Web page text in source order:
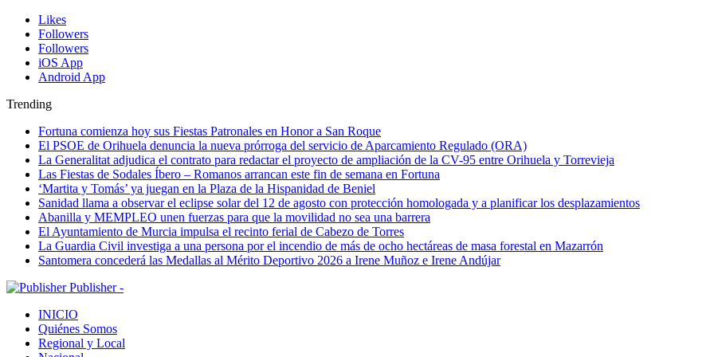
Likes
Followers
Followers
iOS App
Android App
Trending
Fortuna comienza hoy sus Fiestas Patronales en Honor a San Roque
El PSOE de Orihuela denuncia la nueva prórroga del servicio de Aparcamiento Regulado (ORA)
La Generalitat adjudica el contrato para redactar el proyecto de ampliación de la CV-95 entre Orihuela y Torrevieja
Las Fiestas de Sodales Íbero – Romanos arrancan este fin de semana en Fortuna
‘Martita y Tomás’ ya juegan en la Plaza de la Hispanidad de Beniel
Sanidad llama a observar el eclipse solar del 12 de agosto con protección homologada y a planificar los desplazamientos
Abanilla y MEMPLEO unen fuerzas para que la movilidad no sea una barrera
El Ayuntamiento de Murcia impulsa el recinto ferial de Cabezo de Torres
La Guardia Civil investiga a una persona por el incendio de más de ocho hectáreas de masa forestal en Mazarrón
Santomera concederá las Medallas al Mérito Deportivo 2026 a Irene Muñoz e Irene Andújar
Publisher -
INICIO
Quiénes Somos
Regional y Local